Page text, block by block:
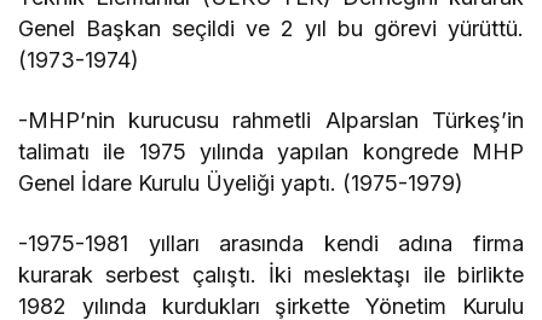
Genel Başkan seçildi ve 2 yıl bu görevi yürüttü.
(1973-1974)
-MHP’nin kurucusu rahmetli Alparslan Türkeş’in
talimatı ile 1975 yılında yapılan kongrede MHP
Genel İdare Kurulu Üyeliği yaptı. (1975-1979)
-1975-1981 yılları arasında kendi adına firma
kurarak serbest çalıştı. İki meslektaşı ile birlikte
1982 yılında kurdukları şirkette Yönetim Kurulu